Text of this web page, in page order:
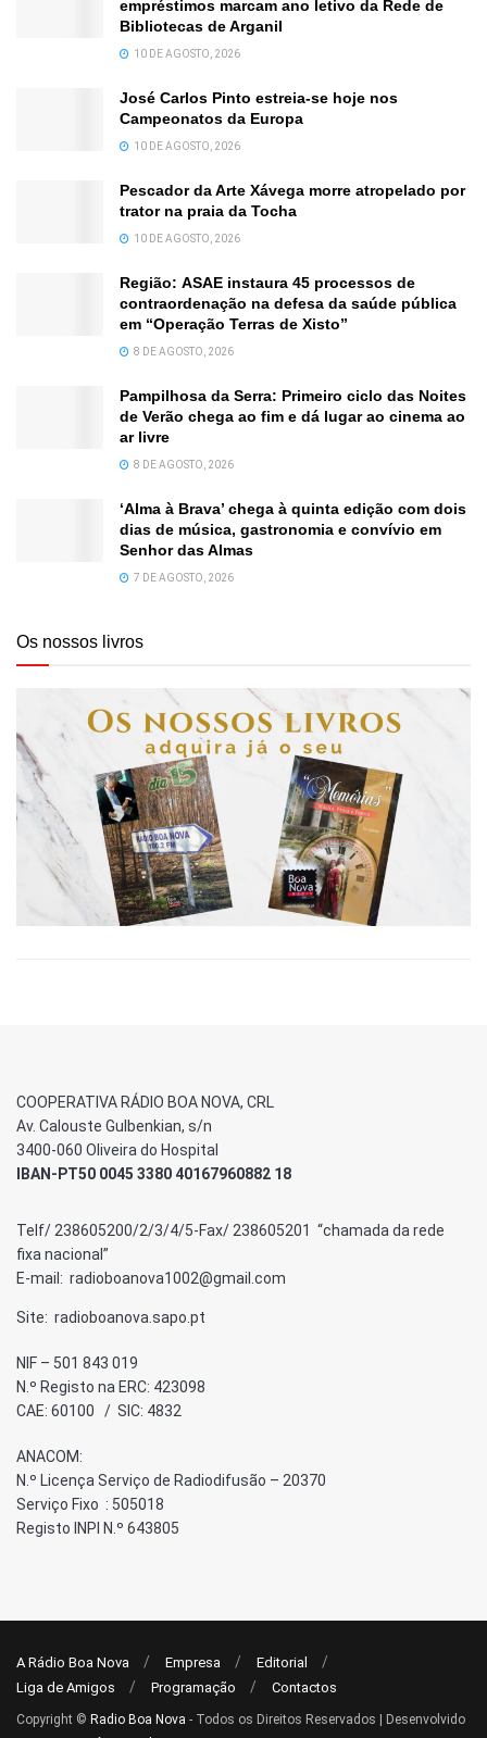
empréstimos marcam ano letivo da Rede de
Bibliotecas de Arganil
10 DE AGOSTO, 2026
José Carlos Pinto estreia-se hoje nos
Campeonatos da Europa
10 DE AGOSTO, 2026
Pescador da Arte Xávega morre atropelado por
trator na praia da Tocha
10 DE AGOSTO, 2026
Região: ASAE instaura 45 processos de
contraordenação na defesa da saúde pública
em “Operação Terras de Xisto”
8 DE AGOSTO, 2026
Pampilhosa da Serra: Primeiro ciclo das Noites
de Verão chega ao fim e dá lugar ao cinema ao
ar livre
8 DE AGOSTO, 2026
‘Alma à Brava’ chega à quinta edição com dois
dias de música, gastronomia e convívio em
Senhor das Almas
7 DE AGOSTO, 2026
Os nossos livros
COOPERATIVA RÁDIO BOA NOVA, CRL
Av. Calouste Gulbenkian, s/n
3400-060 Oliveira do Hospital
IBAN-PT50 0045 3380 40167960882 18
Telf/ 238605200/2/3/4/5-Fax/ 238605201 “chamada da rede
fixa nacional”
E-mail: radioboanova1002@gmail.com
Site: radioboanova.sapo.pt
NIF – 501 843 019
N.º Registo na ERC: 423098
CAE: 60100 / SIC: 4832
ANACOM:
N.º Licença Serviço de Radiodifusão – 20370
Serviço Fixo : 505018
Registo INPI N.º 643805
A Rádio Boa Nova Empresa
Editorial
Liga de Amigos
Programação Contactos
Copyright © Radio Boa Nova - Todos os Direitos Reservados | Desenvolvido